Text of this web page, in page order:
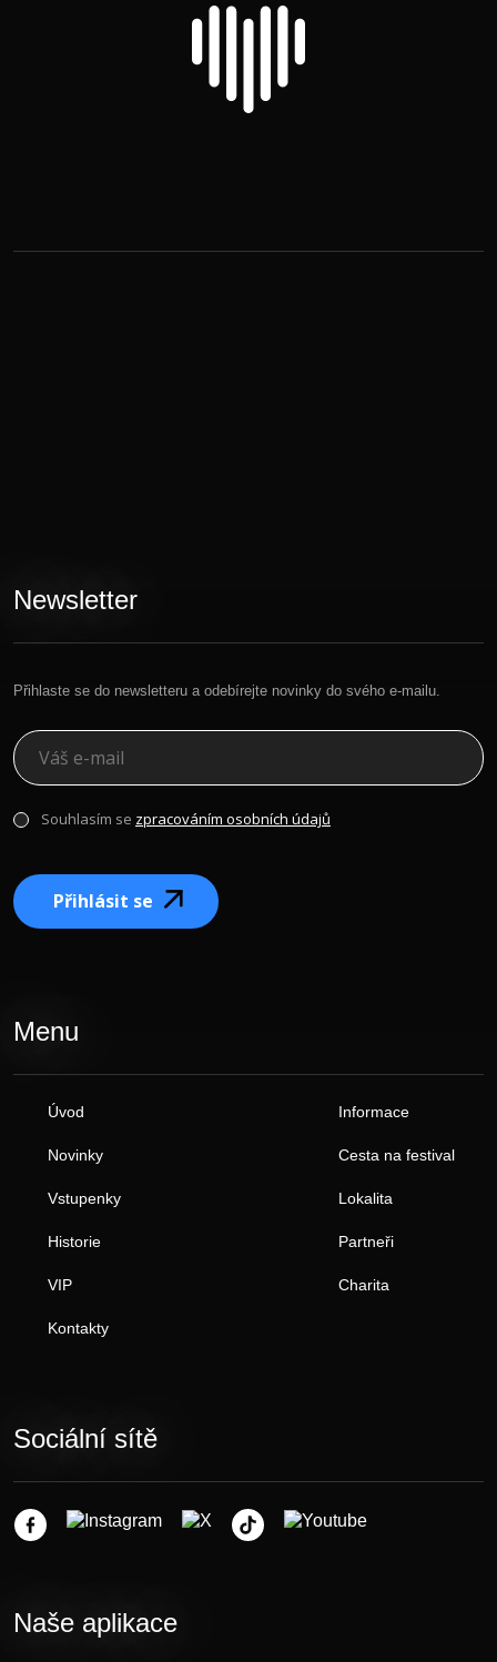
Newsletter
Přihlaste se do newsletteru a odebírejte novinky do svého e-mailu.
Souhlasím se zpracováním osobních údajů
Přihlásit se
Menu
Úvod
Novinky
Vstupenky
Historie
VIP
Kontakty
Informace
Cesta na festival
Lokalita
Partneři
Charita
Sociální sítě
Naše aplikace